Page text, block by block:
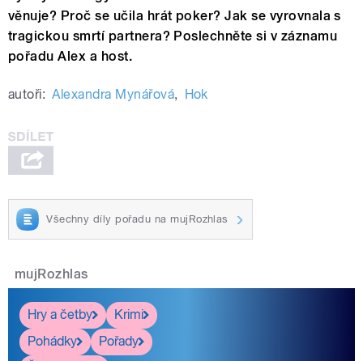
věnuje? Proč se učila hrát poker? Jak se vyrovnala s
tragickou smrtí partnera? Poslechněte si v záznamu
pořadu Alex a host.
autoři: Alexandra Mynářová, Hok
Všechny díly pořadu na mujRozhlas
mujRozhlas
Hry a četby
Krimi
Pohádky
Pořady